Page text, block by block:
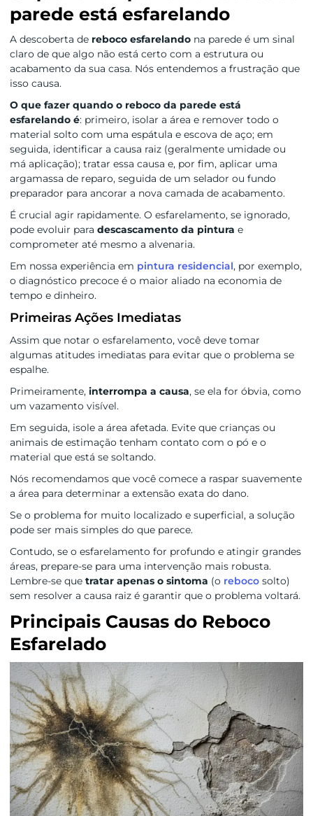
parede está esfarelando
A descoberta de reboco esfarelandona parede é um sinal
claro de que algo não está certo com a estrutura ou
acabamento da sua casa. Nós entendemos a frustração que
isso causa.
O que fazer quando o reboco da parede está
esfarelando é: primeiro, isolar a área e remover todo o
material solto com uma espátula e escova de aço; em
seguida, identificar a causa raiz (geralmente umidade ou
má aplicação); tratar essa causa e, por fim, aplicar uma
argamassa de reparo, seguida de um selador ou fundo
preparador para ancorar a nova camada de acabamento.
É crucial agir rapidamente. O esfarelamento, se ignorado,
pode evoluir para descascamento da pintura e
comprometer até mesmo a alvenaria.
Em nossa experiência em pintura residencial, por exemplo,
o diagnóstico precoce é o maior aliado na economia de
tempo e dinheiro.
Primeiras Ações Imediatas
Assim que notar o esfarelamento, você deve tomar
algumas atitudes imediatas para evitar que o problema se
espalhe.
Primeiramente, interrompa a causa, se ela for óbvia, como
um vazamento visível.
Em seguida, isole a área afetada. Evite que crianças ou
animais de estimação tenham contato com o pó e o
material que está se soltando.
Nós recomendamos que você comece a raspar suavemente
a área para determinar a extensão exata do dano.
Se o problema for muito localizado e superficial, a solução
pode ser mais simples do que parece.
Contudo, se o esfarelamento for profundo e atingir grandes
áreas, prepare-se para uma intervenção mais robusta.
Lembre-se que tratar apenas o sintoma (o reboco solto)
sem resolver a causa raiz é garantir que o problema voltará.
Principais Causas do Reboco
Esfarelado